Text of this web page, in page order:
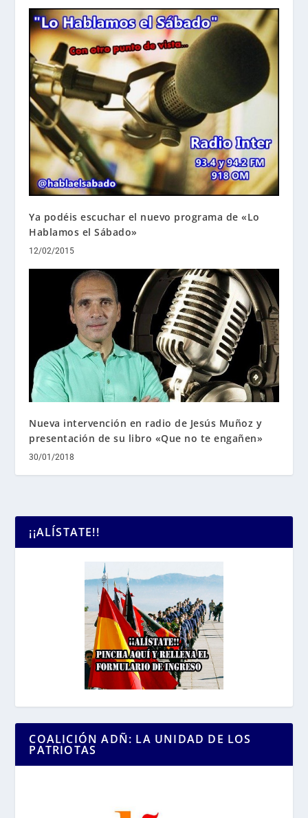
Ya podéis escuchar el nuevo programa de «Lo
Hablamos el Sábado»
12/02/2015
Nueva intervención en radio de Jesús Muñoz y
presentación de su libro «Que no te engañen»
30/01/2018
¡¡ALÍSTATE!!
COALICIÓN ADÑ: LA UNIDAD DE LOS
PATRIOTAS